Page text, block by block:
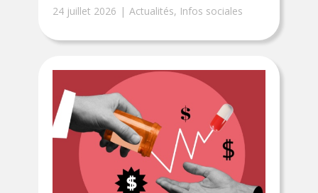
24 juillet 2026 Actualités, Infos sociales